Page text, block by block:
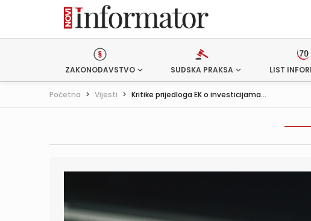
ZAKONODAVSTVO SUDSKA PRAKSA LIST
Početna > Vijesti > Kritike prijedloga EK o investicijama...